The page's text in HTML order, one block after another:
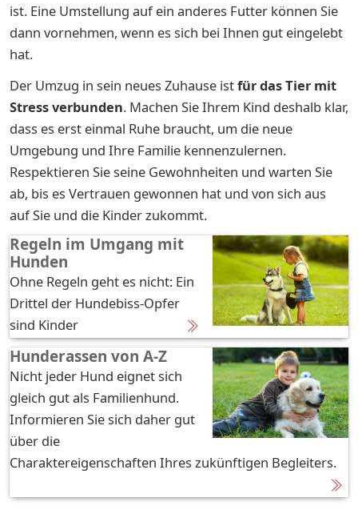
ist. Eine Umstellung auf ein anderes Futter können Sie
dann vornehmen, wenn es sich bei Ihnen gut eingelebt
hat.
Der Umzug in sein neues Zuhause istfür das Tier mit
Stress verbunden. Machen Sie Ihrem Kind deshalb klar,
dass es erst einmal Ruhe braucht, um die neue
Umgebung und Ihre Familie kennenzulernen.
Respektieren Sie seine Gewohnheiten und warten Sie
ab, bis es Vertrauen gewonnen hat und von sich aus
auf Sie und die Kinder zukommt.
Regeln im Umgang mit
Hunden
Ohne Regeln geht es nicht: Ein
Drittel der Hundebiss-Opfer
sind Kinder
Hunderassen von A-Z
Nicht jeder Hund eignet sich
gleich gut als Familienhund.
Informieren Sie sich daher gut
über die
Charaktereigenschaften Ihres zukünftigen Begleiters.